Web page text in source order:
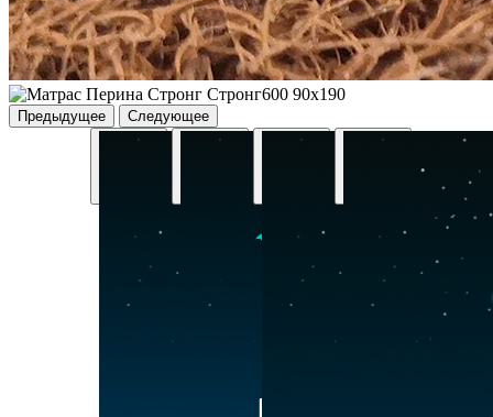
Предыдущее Следующее